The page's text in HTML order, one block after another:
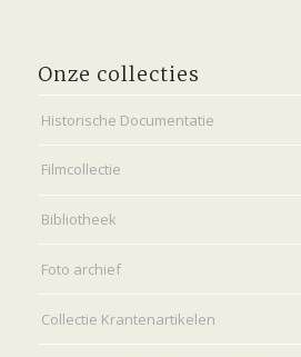
Onze collecties
Historische Documentatie
Filmcollectie
Bibliotheek
Foto archief
Collectie Krantenartikelen